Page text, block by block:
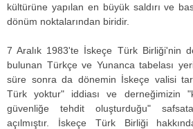
kültürüne yapılan en büyük saldırı ve
dönüm noktalarından biridir.
7 Aralık 1983'te İskeçe Türk Birliği'nin
bulunan Türkçe ve Yunanca tabelası
süre sonra da dönemin İskeçe valisi
Türk yoktur" iddiası ve derneğimizin
güvenliğe tehdit oluşturduğu"
açılmıştır. İskeçe Türk Birliği